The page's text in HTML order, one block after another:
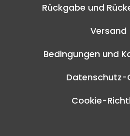
Rückgabe und
Versand
Bedingungen und
Datenschutz-
Cookie-